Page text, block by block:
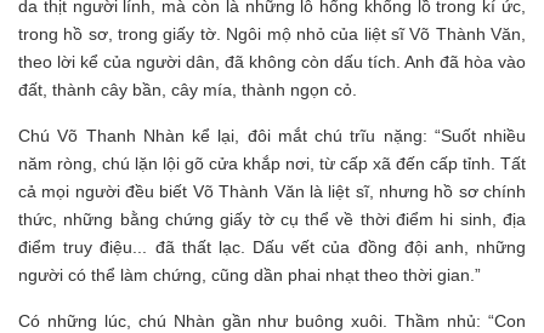
da thịt người lính, mà còn là những lỗ hổng khổng lồ trong kí ức,
trong hồ sơ, trong giấy tờ. Ngôi mộ nhỏ của liệt sĩ Võ Thành Văn,
theo lời kể của người dân, đã không còn dấu tích. Anh đã hòa vào
đất, thành cây bần, cây mía, thành ngọn cỏ.
Chú Võ Thanh Nhàn kể lại, đôi mắt chú trĩu nặng: “Suốt nhiều
năm ròng, chú lặn lội gõ cửa khắp nơi, từ cấp xã đến cấp tỉnh. Tất
cả mọi người đều biết Võ Thành Văn là liệt sĩ, nhưng hồ sơ chính
thức, những bằng chứng giấy tờ cụ thể về thời điểm hi sinh, địa
điểm truy điệu... đã thất lạc. Dấu vết của đồng đội anh, những
người có thể làm chứng, cũng dần phai nhạt theo thời gian.”
Có những lúc, chú Nhàn gần như buông xuôi. Thầm nhủ: “Con